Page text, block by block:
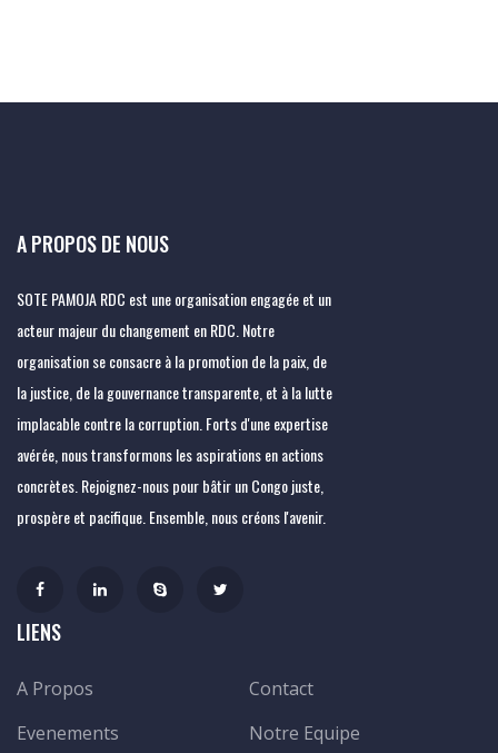
A PROPOS DE NOUS
SOTE PAMOJA RDC est une organisation engagée et un
acteur majeur du changement en RDC. Notre
organisation se consacre à la promotion de la paix, de
la justice, de la gouvernance transparente, et à la lutte
implacable contre la corruption. Forts d'une expertise
avérée, nous transformons les aspirations en actions
concrètes. Rejoignez-nous pour bâtir un Congo juste,
prospère et pacifique. Ensemble, nous créons l'avenir.
LIENS
A Propos
Contact
Evenements
Notre Equipe